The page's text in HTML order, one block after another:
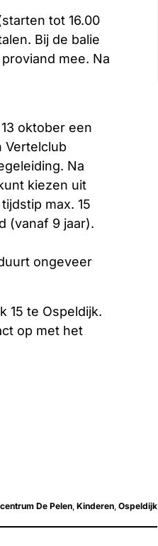
tot 16.00
Bij de balie
mee. Na
oktober een
Vertelclub
Na
kiezen uit
max. 15
(vanaf 9 jaar).
ongeveer
15 te Ospeldijk.
op met het
De Pelen Kinderen Ospeldijk